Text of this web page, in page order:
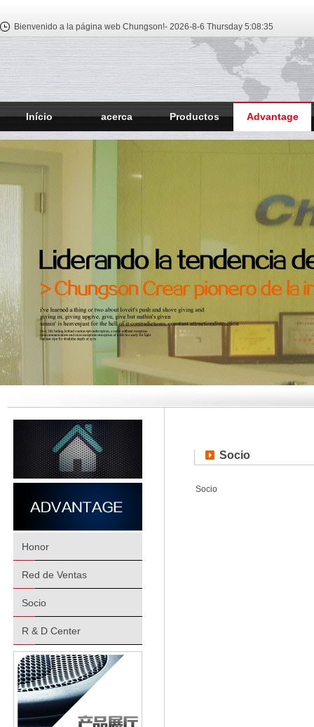
Bienvenido a la página web Chungson!- 2026-8-6 Thursday 5:08:36
Início acerca Productos Advantage
Honor
Red de Ventas
Socio
R & D Center
Socio
Socio